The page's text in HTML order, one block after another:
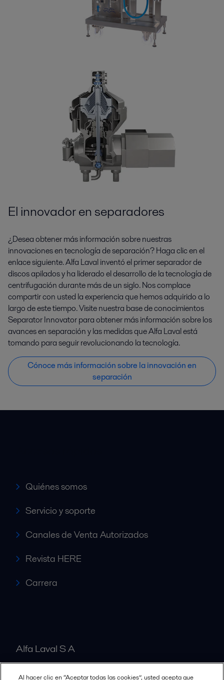
El innovador en separadores
¿Desea obtener más información sobre nuestras
innovaciones en tecnología de separación? Haga clic en el
enlace siguiente. Alfa Laval inventó el primer separador de
discos apilados y ha liderado el desarrollo de la tecnología de
centrifugación durante más de un siglo. Nos complace
compartir con usted la experiencia que hemos adquirido a lo
largo de este tiempo. Visite nuestra base de conocimientos
Separator Innovator para obtener más información sobre los
avances en separación y las medidas que Alfa Laval está
tomando para seguir revolucionando la tecnología.
Cónoce más información sobre la innovación en
separación
Quiénes somos
Servicio y soporte
Canales de Venta Autorizados
Revista HERE
Carrera
Alfa Laval S A
Al hacer clic en “Aceptar todas las cookies”, usted acepta que